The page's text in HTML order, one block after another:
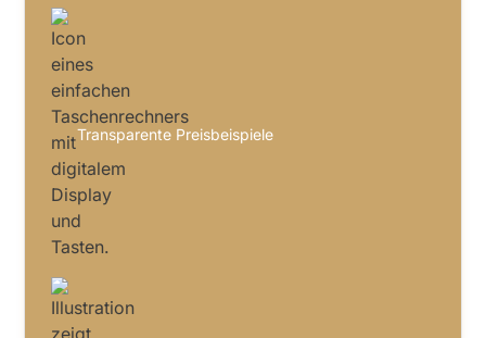
Transparente Preisbeispiele